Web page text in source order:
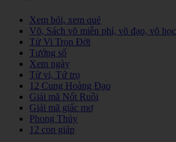
Xem bói, xem quẻ
Võ, Sách võ miễn phí, võ đạo, võ học
Tử Vi Trọn Đời
Tướng số
Xem ngày
Tử vi, Tứ trụ
12 Cung Hoàng Đạo
Giải mã Nốt Ruồi
Giải mã giấc mơ
Phong Thủy
12 con giáp